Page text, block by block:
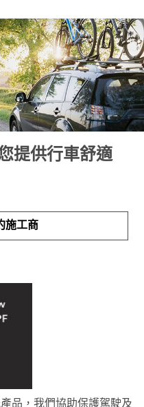
提供行車舒適
施工商
品，我們協助保護駕駛及